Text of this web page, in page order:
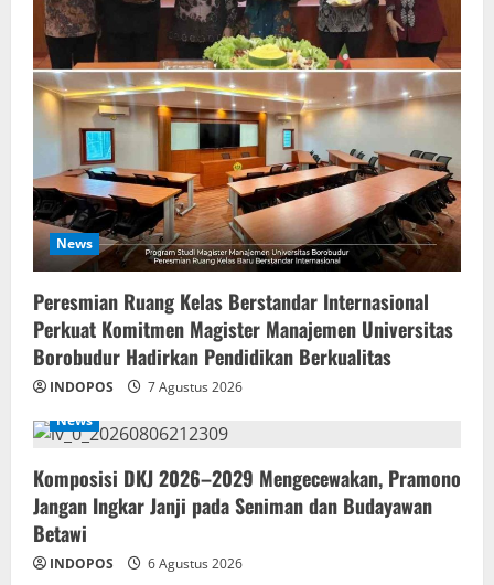
News
Peresmian Ruang Kelas Berstandar Internasional
Perkuat Komitmen Magister Manajemen Universitas
Borobudur Hadirkan Pendidikan Berkualitas
INDOPOS
7 Agustus 2026
News
Komposisi DKJ 2026–2029 Mengecewakan, Pramono
Jangan Ingkar Janji pada Seniman dan Budayawan
Betawi
INDOPOS 6 Agustus 2026